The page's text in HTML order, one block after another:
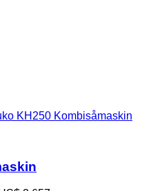
KH250 Kombisåmaskin